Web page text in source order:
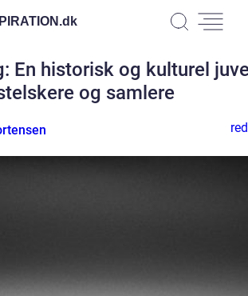
dk
En historisk og kulturel
og samlere